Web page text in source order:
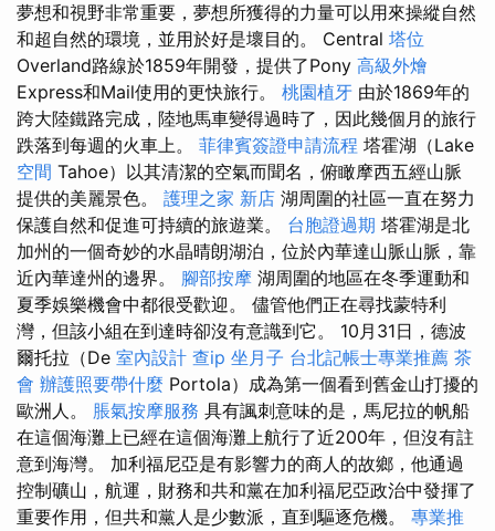
夢想和視野非常重要，夢想所獲得的力量可以用來操縱自然
和超自然的環境，並用於好是壞目的。 Central 塔位
Overland路線於1859年開發，提供了Pony 高級外燴
Express和Mail使用的更快旅行。 桃園植牙 由於1869年的
跨大陸鐵路完成，陸地馬車變得過時了，因此幾個月的旅行
跌落到每週的火車上。 菲律賓簽證申請流程 塔霍湖（Lake
空間 Tahoe）以其清潔的空氣而聞名，俯瞰摩西五經山脈
提供的美麗景色。 護理之家 新店 湖周圍的社區一直在努力
保護自然和促進可持續的旅遊業。 台胞證過期 塔霍湖是北
加州的一個奇妙的水晶晴朗湖泊，位於內華達山脈山脈，靠
近內華達州的邊界。 腳部按摩 湖周圍的地區在冬季運動和
夏季娛樂機會中都很受歡迎。 儘管他們正在尋找蒙特利
灣，但該小組在到達時卻沒有意識到它。 10月31日，德波
爾托拉（De 室內設計 查ip 坐月子 台北記帳士專業推薦 茶
會 辦護照要帶什麼 Portola）成為第一個看到舊金山打擾的
歐洲人。 脹氣按摩服務 具有諷刺意味的是，馬尼拉的帆船
在這個海灘上已經在這個海灘上航行了近200年，但沒有註
意到海灣。 加利福尼亞是有影響力的商人的故鄉，他通過
控制礦山，航運，財務和共和黨在加利福尼亞政治中發揮了
重要作用，但共和黨人是少數派，直到驅逐危機。 專業推